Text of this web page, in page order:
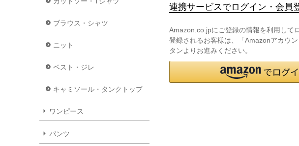
ブラウス・シャツ
ニット
ベスト・ジレ
キャミソール・タンクトップ
ワンピース
パンツ
連携サービスでログイン・会員
Amazon.co.jpにご登録の情報を利用して
登録されるお客様は、「Amazonアカウ
タンよりお進みください。